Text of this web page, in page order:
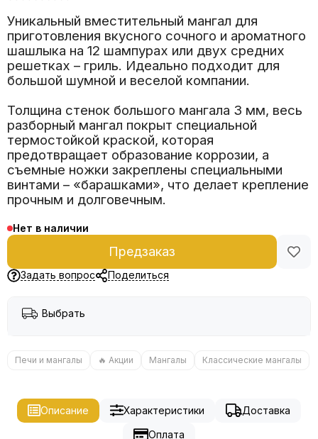
Уникальный вместительный мангал для
приготовления вкусного сочного и ароматного
шашлыка на 12 шампурах или двух средних
решетках – гриль. Идеально подходит для
большой шумной и веселой компании.
Толщина стенок большого мангала 3 мм, весь
разборный мангал покрыт специальной
термостойкой краской, которая
предотвращает образование коррозии, а
съемные ножки закреплены специальными
винтами – «барашками», что делает крепление
прочным и долговечным.
Нет в наличии
Предзаказ
Задать вопрос Поделиться
Выбрать
Печи и мангалы 🔥 Акции Мангалы Классические мангалы
Описание Характеристики
Доставка
Оплата